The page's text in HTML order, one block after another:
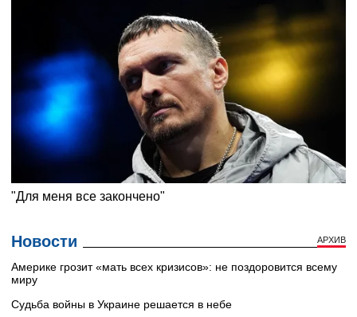
Новости АРХИВ
Америке грозит «мать всех кризисов»: не поздоровится всему
миру
Судьба войны в Украине решается в небе